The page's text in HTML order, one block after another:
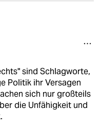
sind Schlagworte,
Politik ihr Versagen
sich nur großteils
die Unfähigkeit und